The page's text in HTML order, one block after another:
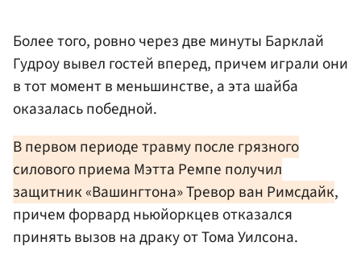
Более того, ровно через две минуты Барклай
Гудроу вывел гостей вперед, причем играли они
в тот момент в меньшинстве, а эта шайба
оказалась победной.
В первом периоде травму после грязного
силового приема Мэтта Ремпе получил
защитник «Вашингтона» Тревор ван Римсдайк,
причем форвард ньюйоркцев отказался
принять вызов на драку от Тома Уилсона.